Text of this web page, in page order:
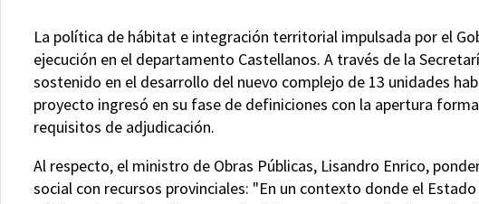
La política de hábitat e integración territorial impulsada por el
ejecución en el departamento Castellanos. A través de la
sostenido en el desarrollo del nuevo complejo de 13 unidades
proyecto ingresó en su fase de definiciones con la apertura
requisitos de adjudicación.
Al respecto, el ministro de Obras Públicas, Lisandro Enrico,
social con recursos provinciales: "En un contexto donde el